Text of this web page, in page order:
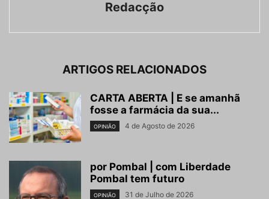
Redacção
ARTIGOS RELACIONADOS
CARTA ABERTA | E se amanhã
fosse a farmácia da sua...
OPINIÃO 4 de Agosto de 2026
por Pombal | com Liberdade
Pombal tem futuro
OPINIÃO 31 de Julho de 2026